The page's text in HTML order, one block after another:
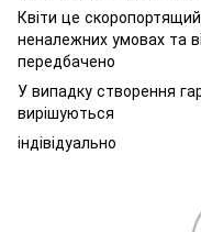
Квіти це
неналежних умовах та
передбачено
У випадку створення
вирішуються
індівідуально